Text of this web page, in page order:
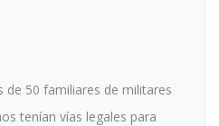
de 50 familiares de militares
tenían vías legales para